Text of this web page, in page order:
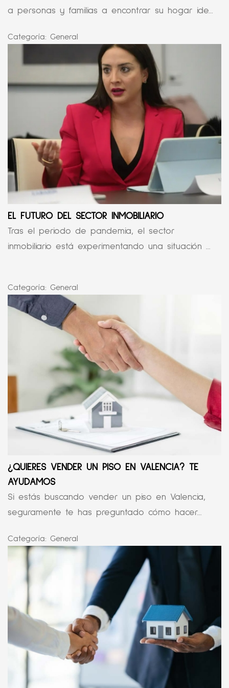
a personas y familias a encontrar su hogar ide...
Categoría: General
EL FUTURO DEL SECTOR INMOBILIARIO
Tras el periodo de pandemia, el sector
inmobiliario está experimentando una situación ...
Categoría: General
¿QUIERES VENDER UN PISO EN VALENCIA? TE
AYUDAMOS
Si estás buscando vender un piso en Valencia,
seguramente te has preguntado cómo hacer...
Categoría: General